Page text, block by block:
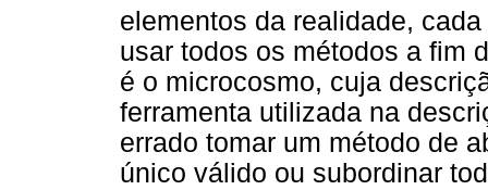
elementos da realidade,
usar todos os métodos a fim
é o microcosmo, cuja
ferramenta utilizada na
errado tomar um método de
único válido ou subordinar